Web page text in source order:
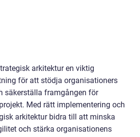
arkitektur en viktig
för att stödja organisationers
säkerställa framgången för
Med rätt implementering och
arkitektur bidra till att minska
och stärka organisationens